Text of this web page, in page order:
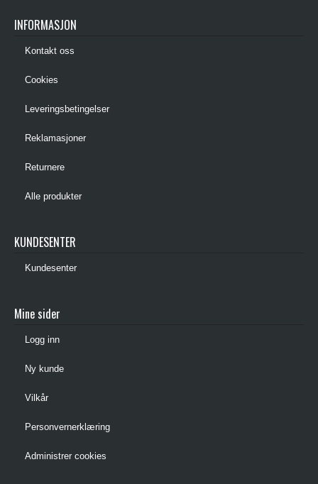
INFORMASJON
Kontakt oss
Cookies
Leveringsbetingelser
Reklamasjoner
Returnere
Alle produkter
KUNDESENTER
Kundesenter
Mine sider
Logg inn
Ny kunde
Vilkår
Personvernerklæring
Administrer cookies